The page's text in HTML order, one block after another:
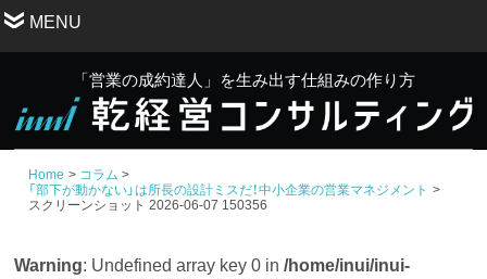
MENU
「営業の成約達人」を生み出す仕組みの作り方
Home
コラム
「部下が動かない」は所長の設計ミスだ！中小企業の営業マネジメント
スクリーンショット 2026-06-07 150356
Warning : Undefined array key 0 in/home/inui/inui-